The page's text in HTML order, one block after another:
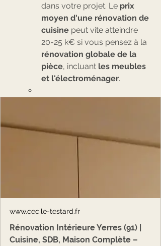
dans votre projet. Le prix
moyen d'une rénovation de
cuisine peut vite atteindre
20-25 k€ si vous pensez à la
rénovation globale de la
pièce, incluant les meubles
et l'électroménager.
www.cecile-testard.fr
Rénovation Intérieure Yerres (91) |
Cuisine, SDB, Maison Complète –